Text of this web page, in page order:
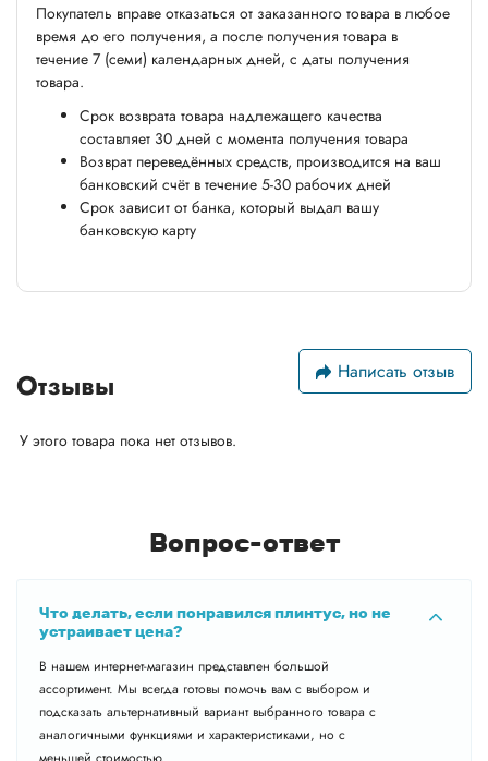
Покупатель вправе отказаться от заказанного товара в любое
время до его получения, а после получения товара в
течение 7 (семи) календарных дней, с даты получения
товара.
Срок возврата товара надлежащего качества
составляет 30 дней с момента получения товара
Возврат переведённых средств, производится на ваш
банковский счёт в течение 5-30 рабочих дней
Срок зависит от банка, который выдал вашу
банковскую карту
Отзывы Написать отзыв
У этого товара пока нет отзывов.
Вопрос-ответ
Что делать, если понравился плинтус, но не
устраивает цена?
В нашем интернет-магазин представлен большой
ассортимент. Мы всегда готовы помочь вам с выбором и
подсказать альтернативный вариант выбранного товара с
аналогичными функциями и характеристиками, но с